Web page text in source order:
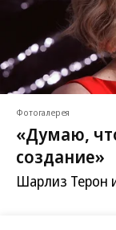
Фотогалерея
«Думаю,
создание»
Шарлиз Терон